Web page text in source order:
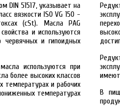
DIN 51517, указывает на
вязкости ISO VG 150 -
(cSt). Масла PAG
и используются
и гипоидных
используются при
более высоких классов
температурах и рабочих
температурах
имеют
В